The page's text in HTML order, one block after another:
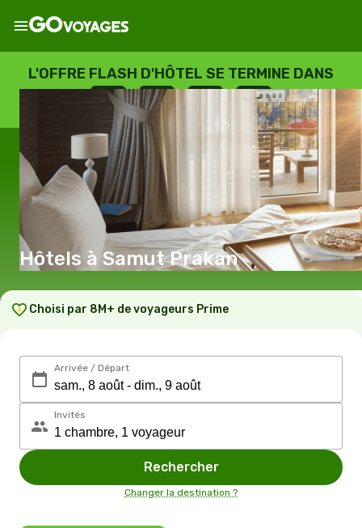
L'OFFRE FLASH D'HÔTEL SE TERMINE DANS
--
JOURS
: --
HEURES
: --
SECONDES
Hôtels à Samut Prakan
Choisi par 8M+ de voyageurs Prime
Arrivée / Départ
Invités
Rechercher
Changer la destination ?